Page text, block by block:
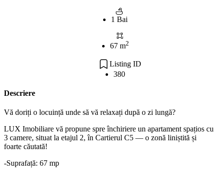
1 Bai
67 m2
Listing ID
380
Descriere
Vă doriți o locuință unde să vă relaxați după o zi lungă?
LUX Imobiliare vă propune spre închiriere un apartament spațios cu
3 camere, situat la etajul 2, în Cartierul C5 — o zonă liniștită și
foarte căutată!
-Suprafață: 67 mp